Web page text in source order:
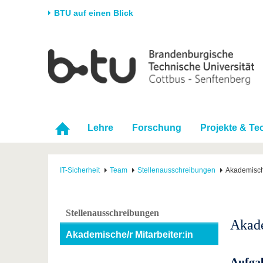
BTU auf einen Blick
Universität
Karriere & Engagement
Partnerschaften &
Strukturwandel
Forschung
Förderung
Wissenschaftlicher
Nachwuchs
Im
Lehre Forschung Projekte &
IT-Sicherheit Team Stellenausschreibungen
Stellenausschreibungen
Akademische/r Mitarbeiter:in